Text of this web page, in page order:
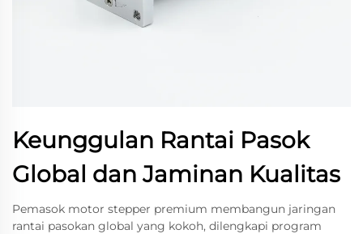
Keunggulan Rantai Pasok
Global dan Jaminan Kualitas
Pemasok motor stepper premium membangun jaringan
rantai pasokan global yang kokoh, dilengkapi program